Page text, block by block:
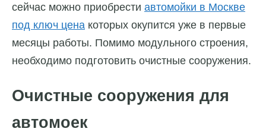
сейчас можно приобрести автомойки в Москве
под ключ цена которых окупится уже в первые
месяцы работы. Помимо модульного строения,
необходимо подготовить очистные сооружения.
Очистные сооружения для
автомоек